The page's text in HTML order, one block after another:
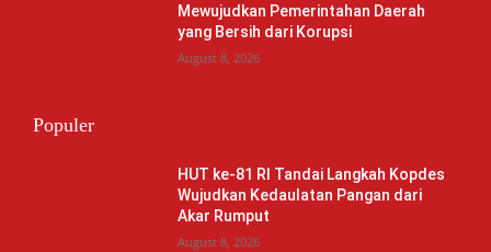
Mewujudkan Pemerintahan Daerah
yang Bersih dari Korupsi
August 8, 2026
Populer
HUT ke-81 RI Tandai Langkah Kopdes
Wujudkan Kedaulatan Pangan dari
Akar Rumput
August 8, 2026